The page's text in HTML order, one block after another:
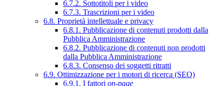
6.7.2. Sottotitoli per i video
6.7.3. Trascrizioni per i video
6.8. Proprietà intellettuale e privacy
6.8.1. Pubblicazione di contenuti prodotti dalla
Pubblica Amministrazione
6.8.2. Pubblicazione di contenuti non prodotti
dalla Pubblica Amministrazione
6.8.3. Consenso dei soggetti ritratti
6.9. Ottimizzazione per i motori di ricerca (SEO)
6.9.1. I fattori on-page